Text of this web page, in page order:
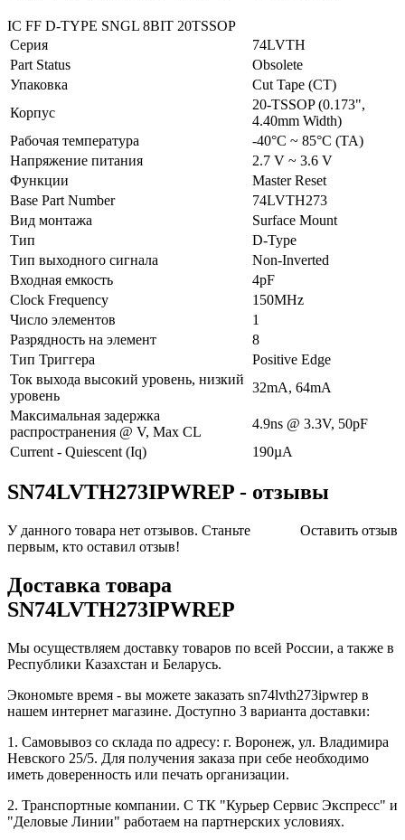
IC FF D-TYPE SNGL 8BIT 20TSSOP
Серия
74LVTH
Part Status
Obsolete
Упаковка
Cut Tape (CT)
Корпус
20-TSSOP (0.173",
4.40mm Width)
Рабочая температура
-40°C ~ 85°C (TA)
Напряжение питания
2.7 V ~ 3.6 V
Функции
Master Reset
Base Part Number
74LVTH273
Вид монтажа
Surface Mount
Тип
D-Type
Тип выходного сигнала
Non-Inverted
Входная емкость
4pF
Clock Frequency
150MHz
Число элементов
1
Разрядность на элемент
8
Тип Триггера
Positive Edge
Ток выхода высокий уровень, низкий
уровень
32mA, 64mA
Максимальная задержка
распространения @ V, Max CL
4.9ns @ 3.3V, 50pF
Current - Quiescent (Iq)
190µA
SN74LVTH273IPWREP - отзывы
Оставить отзыв
У данного товара нет отзывов. Станьте
первым, кто оставил отзыв!
Доставка товара
SN74LVTH273IPWREP
Мы осуществляем доставку товаров по всей России, а также в
Республики Казахстан и Беларусь.
Экономьте время - вы можете заказать sn74lvth273ipwrep в
нашем интернет магазине. Доступно 3 варианта доставки:
1. Самовывоз со склада по адресу: г. Воронеж, ул. Владимира
Невского 25/5. Для получения заказа при себе необходимо
иметь доверенность или печать организации.
2. Транспортные компании. С ТК "Курьер Сервис Экспресс" и
"Деловые Линии" работаем на партнерских условиях.